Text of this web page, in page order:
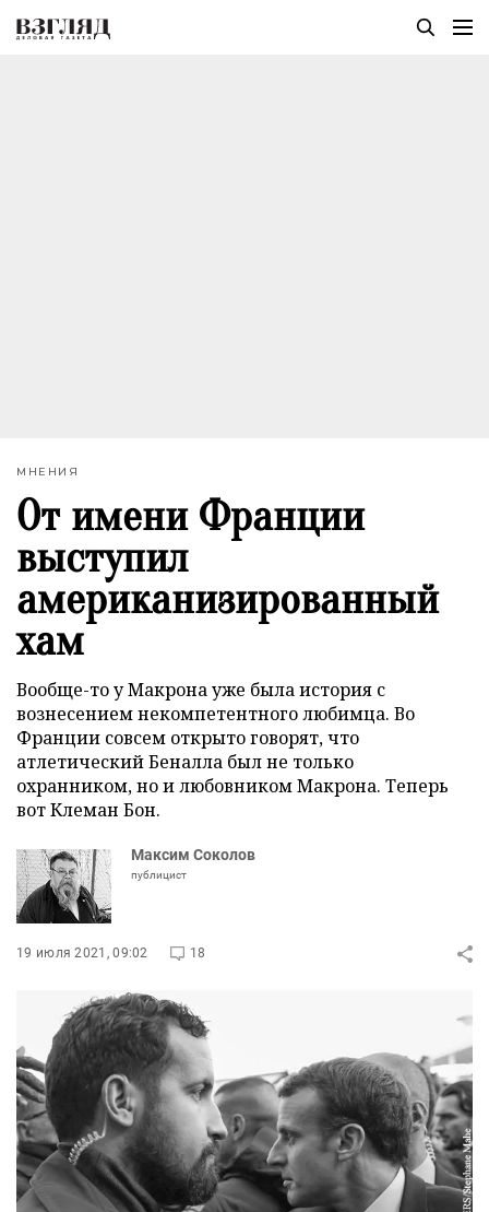
МНЕНИЯ
От имени Франции
выступил
американизированный
хам
Вообще-то у Макрона уже была история с
вознесением некомпетентного любимца. Во
Франции совсем открыто говорят, что
атлетический Беналла был не только
охранником, но и любовником Макрона. Теперь
вот Клеман Бон.
Максим Соколов
публицист
19 июля 2021, 09:02 18